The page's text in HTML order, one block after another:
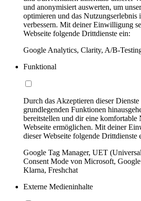
und anonymisiert auswerten, um
optimieren und das Nutzungserlebnis
verbessern. Mit deiner Einwilligung
Webseite folgende Drittdienste ein:
Google Analytics, Clarity, A/B-
Funktional
Durch das Akzeptieren dieser
grundlegenden Funktionen
bereitstellen und dir eine komfortable
Webseite ermöglichen. Mit deiner
dieser Webseite folgende Drittdienste
Google Tag Manager, UET
Consent Mode von Microsoft,
Klarna, Freshchat
Externe Medieninhalte